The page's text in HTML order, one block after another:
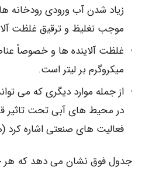
زیاد شدن آب ورودی رودخانه
موجب تغلیظ و ترقیق غلظت
غلظت آلاینده ها و خصوصاً
میکروگرم بر لیتر است.
از جمله موارد دیگری که می
در محیط های آبی تحت تاثیر
فعالیت های صنعتی اشاره
جدول فوق نشان می دهد که هر